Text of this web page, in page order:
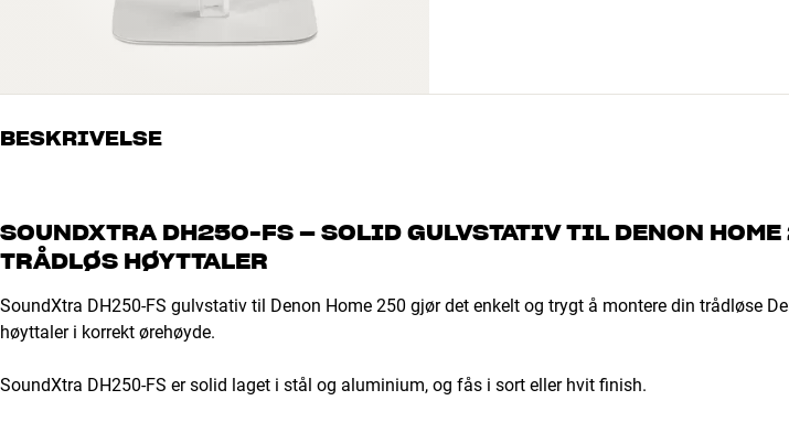
BESKRIVELSE
SOUNDXTRA DH250-FS – SOLID GULVSTATIV TIL DENON
TRÅDLØS HØYTTALER
SoundXtra DH250-FS gulvstativ til Denon Home 250 gjør det enkelt og trygt å montere din trådløse
høyttaler i korrekt ørehøyde.
SoundXtra DH250-FS er solid laget i stål og aluminium, og fås i sort eller hvit finish.